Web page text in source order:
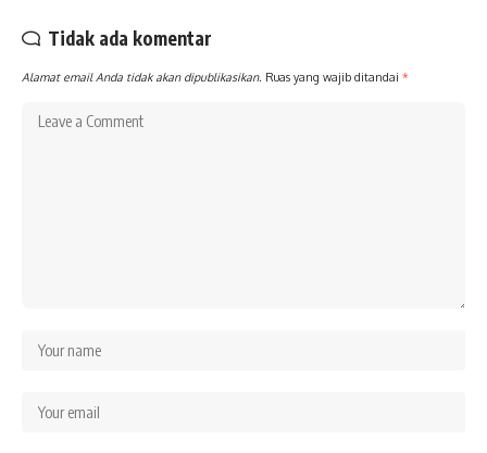
Tidak ada komentar
Alamat email Anda tidak akan dipublikasikan. Ruas yang wajib ditandai *